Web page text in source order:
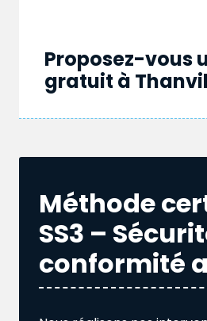
Proposez-vous
gratuit à
Méthode
SS3 –
conformité